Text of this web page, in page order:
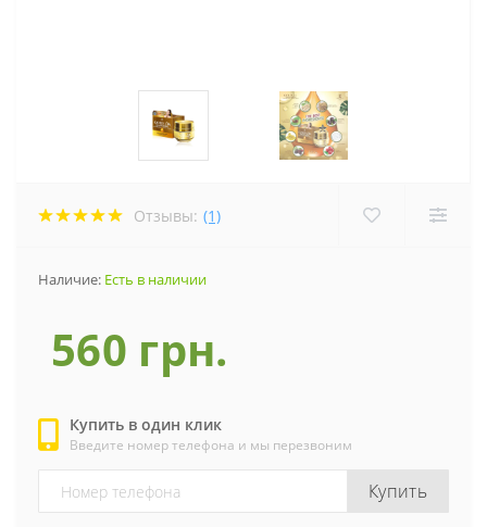
Отзывы: (1)
Наличие: Есть в наличии
560 грн.
Купить в один клик
Введите номер телефона и мы перезвоним
Купить